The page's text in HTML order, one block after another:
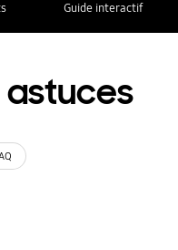
Guide interactif
astuces